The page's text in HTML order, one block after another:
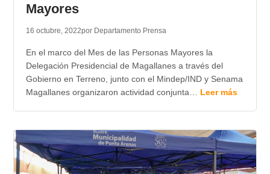
Mayores
16 octubre, 2022por Departamento Prensa
En el marco del Mes de las Personas Mayores la
Delegación Presidencial de Magallanes a través del
Gobierno en Terreno, junto con el Mindep/IND y Senama
Magallanes organizaron actividad conjunta… Leer más